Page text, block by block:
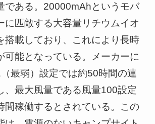
である。20000mAhというモバ
に匹敵する大容量リチウムイオ
搭載しており、これにより長時
可能となっている。メーカーに
最弱）設定では約50時間の連
、最大風量である風量100設定
間稼働するとされている。この